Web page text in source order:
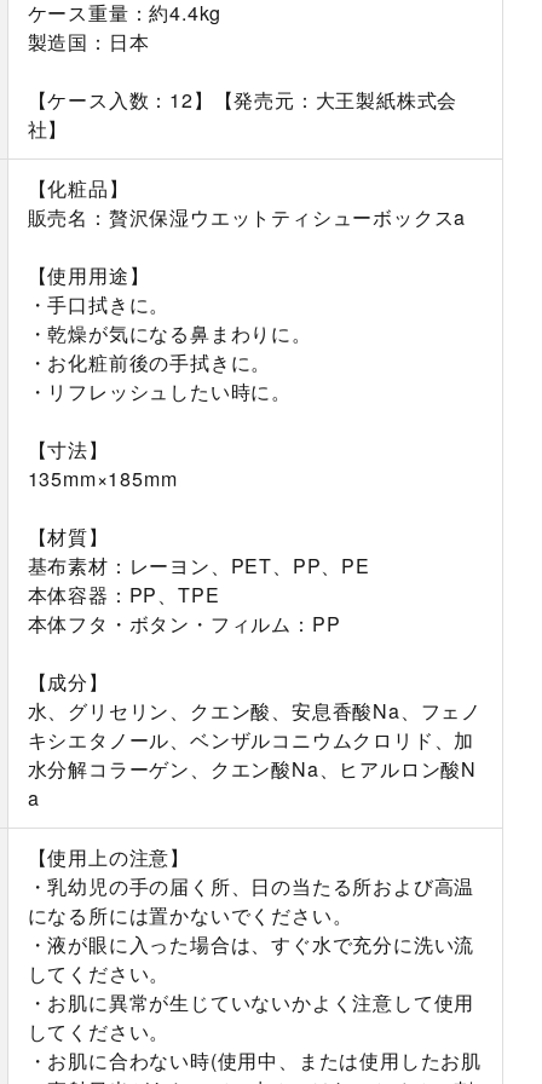
ケース重量：約4.4kg
製造国：日本
【ケース入数：12】【発売元：大王製紙株式会
社】
【化粧品】
販売名：贅沢保湿ウエットティシューボックスa
【使用用途】
・手口拭きに。
・乾燥が気になる鼻まわりに。
・お化粧前後の手拭きに。
・リフレッシュしたい時に。
【寸法】
135mm×185mm
【材質】
基布素材：レーヨン、PET、PP、PE
本体容器：PP、TPE
本体フタ・ボタン・フィルム：PP
【成分】
水、グリセリン、クエン酸、安息香酸Na、フェノ
キシエタノール、ベンザルコニウムクロリド、加
水分解コラーゲン、クエン酸Na、ヒアルロン酸N
a
【使用上の注意】
・乳幼児の手の届く所、日の当たる所および高温
になる所には置かないでください。
・液が眼に入った場合は、すぐ水で充分に洗い流
してください。
・お肌に異常が生じていないかよく注意して使用
してください。
・お肌に合わない時(使用中、または使用したお肌